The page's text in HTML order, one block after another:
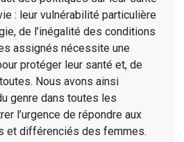
: leur vulnérabilité particulière
de l’inégalité des conditions
assignés nécessite une
protéger leur santé et, de
Nous avons ainsi
genre dans toutes les
l’urgence de répondre aux
et différenciés des femmes.